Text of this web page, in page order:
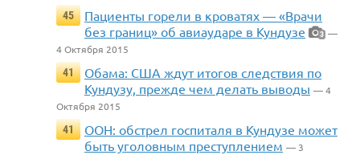
45
Пациенты горели в кроватях — «Врачи
без границ» об авиаударе в Кундузе
3 —
4 Октября 2015
41
Обама: США ждут итогов следствия по
Кундузу, прежде чем делать выводы — 4
Октября 2015
41
ООН: обстрел госпиталя в Кундузе может
быть уголовным преступлением — 3